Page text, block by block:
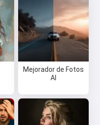
Mejorador de Fotos
AI